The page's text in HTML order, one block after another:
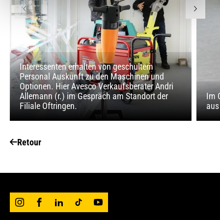
Interessenten erhalten von geschultem
Personal Auskunft zu den Maschinen und
Optionen. Hier Avesco Verkaufsberater Andri
Allemann (r.) im Gespräch am Standort der
Filiale Oftringen.
Im
Retour